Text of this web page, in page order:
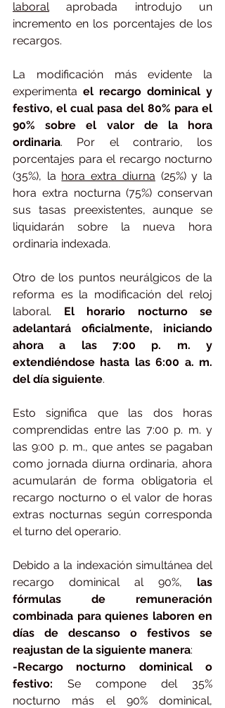
laboral aprobada introdujo un
incremento en los porcentajes de los
recargos.
La modificación más evidente la
experimenta el recargo dominical y
festivo, el cual pasa del 80% para el
90% sobre el valor de la hora
ordinaria. Por el contrario, los
porcentajes para el recargo nocturno
(35%), la hora extra diurna (25%) y la
hora extra nocturna (75%) conservan
sus tasas preexistentes, aunque se
liquidarán sobre la nueva hora
ordinaria indexada.
Otro de los puntos neurálgicos de la
reforma es la modificación del reloj
laboral. El horario nocturno se
adelantará oficialmente, iniciando
ahora a las 7:00 p. m. y
extendiéndose hasta las 6:00 a. m.
del día siguiente.
Esto significa que las dos horas
comprendidas entre las 7:00 p. m. y
las 9:00 p. m., que antes se pagaban
como jornada diurna ordinaria, ahora
acumularán de forma obligatoria el
recargo nocturno o el valor de horas
extras nocturnas según corresponda
el turno del operario.
Debido a la indexación simultánea del
recargo dominical al 90%, las
fórmulas de remuneración
combinada para quienes laboren en
días de descanso o festivos se
reajustan de la siguiente manera:
-Recargo nocturno dominical o
festivo: Se compone del 35%
nocturno más el 90% dominical,